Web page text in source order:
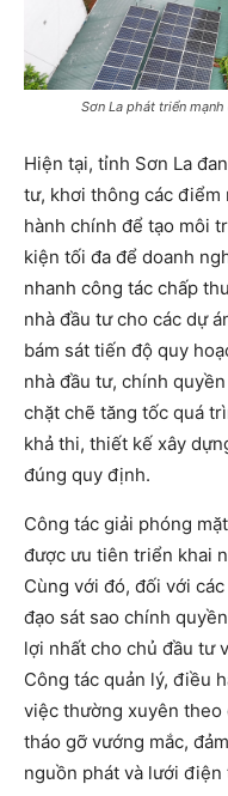
Sơn La phát triển
Hiện tại, tỉnh Sơn La
tư, khơi thông các
hành chính để tạo môi
kiện tối đa để doanh
nhanh công tác chấp
nhà đầu tư cho các dự
bám sát tiến độ quy
nhà đầu tư, chính
chặt chẽ tăng tốc quá
khả thi, thiết kế xây
đúng quy định.
Công tác giải phóng
được ưu tiên triển khai
Cùng với đó, đối với
đạo sát sao chính
lợi nhất cho chủ đầu tư
Công tác quản lý, điều
việc thường xuyên
tháo gỡ vướng mắc,
nguồn phát và lưới điện